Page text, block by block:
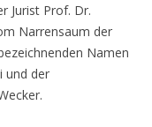
Jurist Prof. Dr.
Narrensaum der
Namen
und der